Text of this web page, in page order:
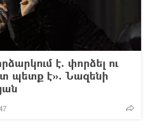
է. փորձել ու
պետք է». Նազենի